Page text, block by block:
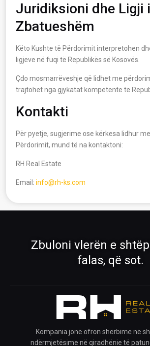
Juridiksioni dhe Ligji i
Zbatueshëm
Këto Kushte të Përdorimit interpretohen
ligjeve në fuqi të Republikës së Kosovës.
Çdo mosmarrëveshje që lidhet me
trajtohet nga gjykatat kompetente të
Kontakti
Për pyetje, sugjerime ose kërkesa lidhur
Përdorimit, mund të na kontaktoni:
RH Real Estate
Email: info@rh-ks.com
Zbuloni vlerën e
falas, që sot.
Kompania jonë ofron shërbime në
ndërmjetësime në qiradhënie të
Shiko pronat tona në shitje dhe qira
Oferta të
Mëso më shumë për ekipin tonë
Kontakti
Na kontaktoni
Krijo